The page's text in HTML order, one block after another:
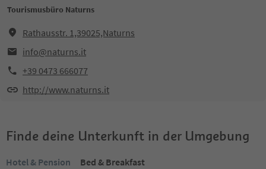
Tourismusbüro Naturns
Rathausstr. 1,39025,Naturns
info@naturns.it
+39 0473 666077
http://www.naturns.it
Finde deine Unterkunft in der Umgebung
Hotel & Pension
Bed & Breakfast